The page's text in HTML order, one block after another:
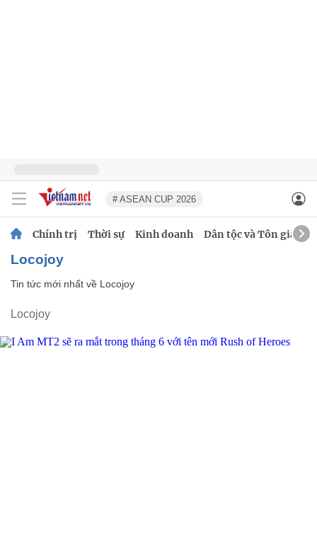
# ASEAN CUP 2026
Chính trị Thời sự Kinh doanh Dân tộc và Tôn giáo
Locojoy
Tin tức mới nhất về Locojoy
Locojoy